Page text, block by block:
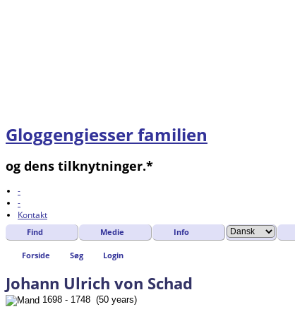
Gloggengiesser familien
og dens tilknytninger.*
-
-
Kontakt
Find Medie Info
Forside Søg Login
Johann Ulrich von Schad
1698 - 1748 (50 years)